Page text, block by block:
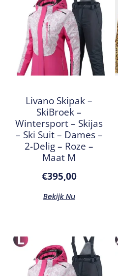
Livano Skipak –
SkiBroek –
Wintersport – Skijas
– Ski Suit – Dames –
2-Delig – Roze –
Maat M
€395,00
Bekijk Nu